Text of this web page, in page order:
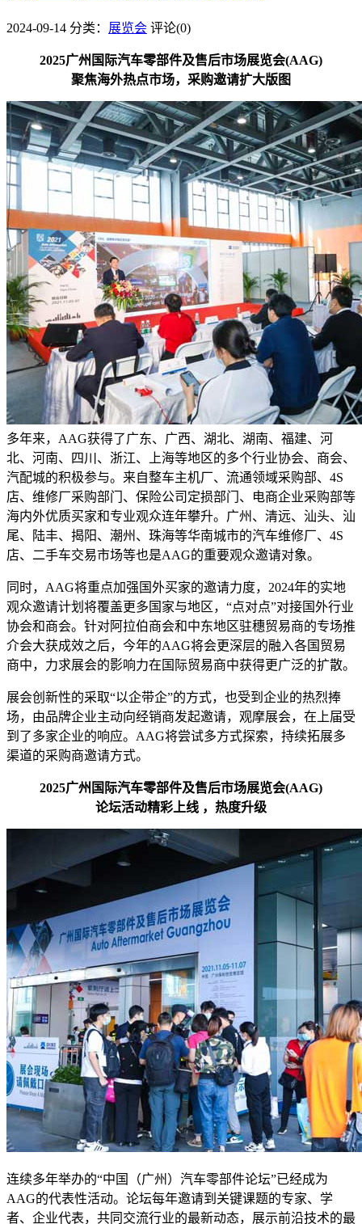
2024-09-14 分类： 展览会 评论(0)
2025广州国际汽车零部件及售后市场展览会(AAG)
聚焦海外热点市场，采购邀请扩大版图
多年来，AAG获得了广东、广西、湖北、湖南、福建、河
北、河南、四川、浙江、上海等地区的多个行业协会、商会、
汽配城的积极参与。来自整车主机厂、流通领域采购部、4S
店、维修厂采购部门、保险公司定损部门、电商企业采购部等
海内外优质买家和专业观众连年攀升。广州、清远、汕头、汕
尾、陆丰、揭阳、潮州、珠海等华南城市的汽车维修厂、4S
店、二手车交易市场等也是AAG的重要观众邀请对象。
同时，AAG将重点加强国外买家的邀请力度，2024年的实地
观众邀请计划将覆盖更多国家与地区，“点对点”对接国外行业
协会和商会。针对阿拉伯商会和中东地区驻穗贸易商的专场推
介会大获成效之后，今年的AAG将会更深层的融入各国贸易
商中，力求展会的影响力在国际贸易商中获得更广泛的扩散。
展会创新性的采取“以企带企”的方式，也受到企业的热烈捧
场，由品牌企业主动向经销商发起邀请，观摩展会，在上届受
到了多家企业的响应。AAG将尝试多方式探索，持续拓展多
渠道的采购商邀请方式。
2025广州国际汽车零部件及售后市场展览会(AAG)
论坛活动精彩上线 ，热度升级
连续多年举办的“中国（广州）汽车零部件论坛”已经成为
AAG的代表性活动。论坛每年邀请到关键课题的专家、学
者、企业代表，共同交流行业的最新动态，展示前沿技术的最